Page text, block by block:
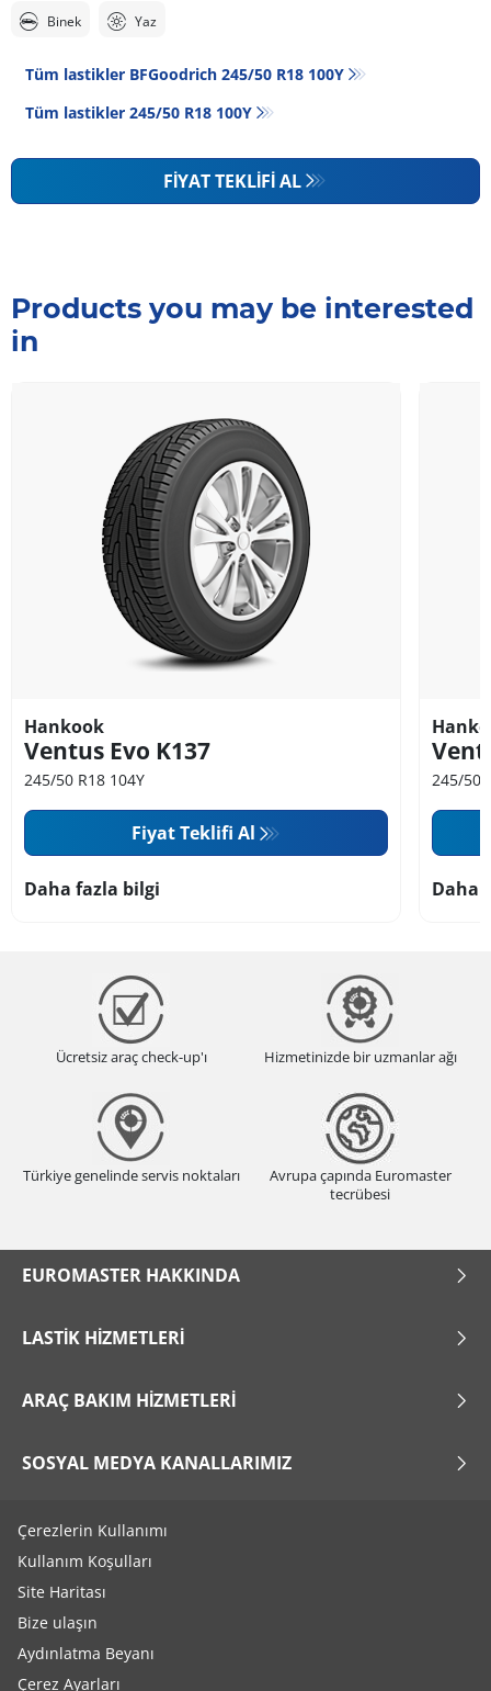
Binek Yaz
Tüm lastikler BFGoodrich 245/50 R18 100Y
Tüm lastikler‎ 245/50 R18 100Y
FIYAT TEKLIFI AL
Products you may be interested
in
Hankook
Ventus Evo K137
245/50 R18 104Y
Fiyat Teklifi Al
Daha fazla bilgi
245/50
Daha
Ücretsiz araç check-up'ı Hizmetinizde bir uzmanlar ağı
Türkiye genelinde servis noktaları
Avrupa çapında Euromaster
tecrübesi
EUROMASTER HAKKINDA
LASTIK HIZMETLERI
ARAÇ BAKIM HIZMETLERI
SOSYAL MEDYA KANALLARIMIZ
Çerezlerin Kullanımı
Kullanım Koşulları
Site Haritası
Bize ulaşın
Aydınlatma Beyanı
Çerez Ayarları